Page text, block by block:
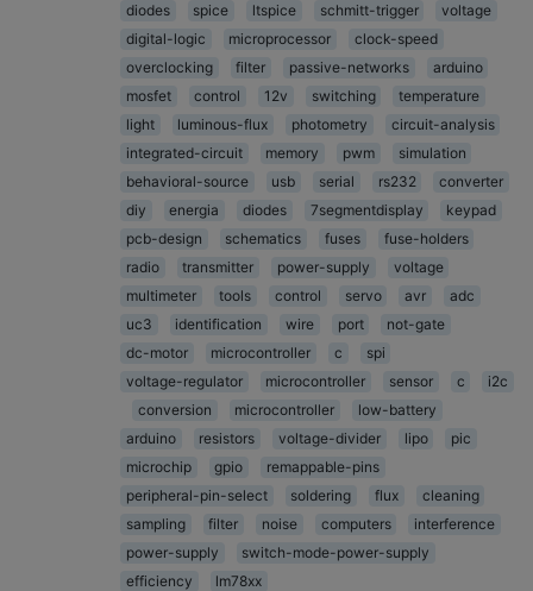
diodes
spice ltspice schmitt-trigger
voltage
digital-logic
microprocessor
clock-speed
overclocking
filter passive-networks
arduino
mosfet
control 12v switching
temperature
light
luminous-flux photometry
circuit-analysis
integrated-circuit
memory pwm
simulation
behavioral-source
usb serial rs232
converter
diy
energia diodes 7segmentdisplay
keypad
pcb-design
schematics fuses
fuse-holders
radio
transmitter power-supply
voltage
multimeter
tools control servo avr
adc
uc3
identification wire port
not-gate
dc-motor
microcontroller c
spi
voltage-regulator
microcontroller sensor c
i2c
conversion
microcontroller
low-battery
arduino
resistors voltage-divider lipo
pic
microchip
gpio
remappable-pins
peripheral-pin-select
soldering flux
cleaning
sampling
filter noise computers
interference
power-supply
switch-mode-power-supply
efficiency
lm78xx